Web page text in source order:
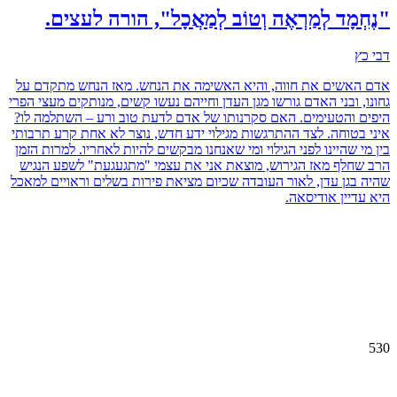
"נֶחְמָד לְמַרְאֶה וְטוֹב לְמַאֲכָל", הורה לעצים.
דבי כץ
אדם האשים את חווה, והיא האשימה את הנחש. מאז הנחש מתקדם על
גחונו, ובני האדם גורשו מגן העדן וחייהם נעשו קשים, מנותקים מעצי הפרי
היפים והטעימים. האם סקרנותו של אדם לדעת טוב ורע – השתלמה לו?
איני בטוחה. לצד ההתרגשות מגילוי ידע חדש, נוצר לא אחת קרע תרבותי
בין מי שהיינו לפני הגילוי ומי שאנחנו מבקשים להיות לאחריו. למרות הזמן
הרב שחלף מאז הגירוש, מוצאת אני את עצמי "מתגעגעת" לשפע הנגיש
שהיה בגן עדן, לאור העובדה שכיום מציאת פירות בשלים וראויים למאכל
היא עדיין אודיסאה.
530